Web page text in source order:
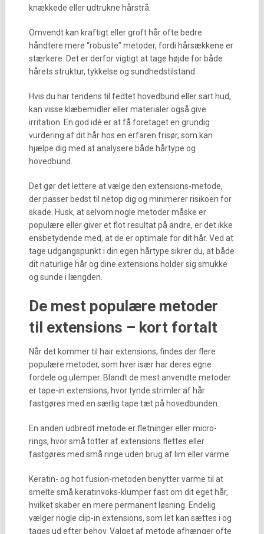
knækkede eller udtrukne hårstrå.
Omvendt kan kraftigt eller groft hår ofte bedre
håndtere mere “robuste” metoder, fordi hårsækkene er
stærkere. Det er derfor vigtigt at tage højde for både
hårets struktur, tykkelse og sundhedstilstand.
Hvis du har tendens til fedtet hovedbund eller sart hud,
kan visse klæbemidler eller materialer også give
irritation. En god idé er at få foretaget en grundig
vurdering af dit hår hos en erfaren frisør, som kan
hjælpe dig med at analysere både hårtype og
hovedbund.
Det gør det lettere at vælge den extensions-metode,
der passer bedst til netop dig og minimerer risikoen for
skade. Husk, at selvom nogle metoder måske er
populære eller giver et flot resultat på andre, er det ikke
ensbetydende med, at de er optimale for dit hår. Ved at
tage udgangspunkt i din egen hårtype sikrer du, at både
dit naturlige hår og dine extensions holder sig smukke
og sunde i længden.
De mest populære metoder
til extensions – kort fortalt
Når det kommer til hair extensions, findes der flere
populære metoder, som hver især har deres egne
fordele og ulemper. Blandt de mest anvendte metoder
er tape-in extensions, hvor tynde strimler af hår
fastgøres med en særlig tape tæt på hovedbunden.
En anden udbredt metode er fletninger eller micro-
rings, hvor små totter af extensions flettes eller
fastgøres med små ringe uden brug af lim eller varme.
Keratin- og hot fusion-metoden benytter varme til at
smelte små keratinvoks-klumper fast om dit eget hår,
hvilket skaber en mere permanent løsning. Endelig
vælger nogle clip-in extensions, som let kan sættes i og
tages ud efter behov. Valget af metode afhænger ofte